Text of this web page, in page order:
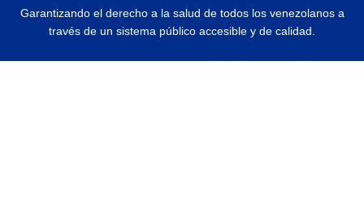
Garantizando el derecho a la salud de todos los venezolanos a
través de un sistema público accesible y de calidad.